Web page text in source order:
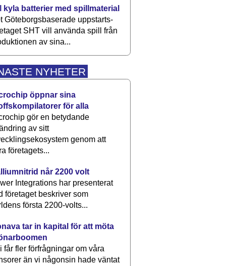
kyla batterier med spillmaterial
Göteborgsbaserade upp­starts­
SHT vill använda spill från
av sina...
NYHETER
öppnar sina
för alla
gör en betydande
av sitt
genom att
företagets...
når 2200 volt
Integrations har presenterat
företaget beskriver som
första 2200-volts...
tar in kapital för att möta
får fler förfrågningar om våra
än vi någonsin hade väntat